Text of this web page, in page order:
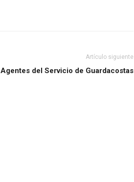
Artículo siguiente
Agentes del Servicio de Guardacostas